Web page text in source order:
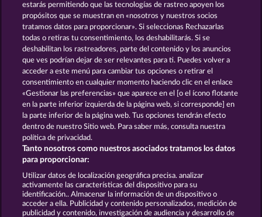
SNEGUROCHKA BOOKS AND BOUNTIES
ROYAL SEVEN ULTRA MYSTERIES OF KARNAK
Términos y condiciones
Declaración de privacidad Aviso Legal
Empresa FAQ Programa de afiliados
estarás permitiendo que las tecnologías de rastreo apoyen los
propósitos que se muestran en «nosotros y nuestros socios
tratamos datos para proporcionar». Si seleccionas Rechazarlas
todas o retiras tu consentimiento, los deshabilitarás. Si se
deshabilitan los rastreadores, parte del contenido y los anuncios
que ves podrían dejar de ser relevantes para ti. Puedes volver a
acceder a este menú para cambiar tus opciones o retirar el
consentimiento en cualquier momento haciendo clic en el enlace
«Gestionar las preferencias» que aparece en el [o el ícono flotante
en la parte inferior izquierda de la página web, si corresponde] en
la parte inferior de la página web. Tus opciones tendrán efecto
dentro de nuestro Sitio web. Para saber más, consulta nuestra
política de privacidad.
Tanto nosotros como nuestros asociados tratamos los datos
para proporcionar:
Utilizar datos de localización geográfica precisa. analizar
activamente las características del dispositivo para su
identificación.. Almacenar la información de un dispositivo o
acceder a ella. Publicidad y contenido personalizados, medición de
publicidad y contenido, investigación de audiencia y desarrollo de